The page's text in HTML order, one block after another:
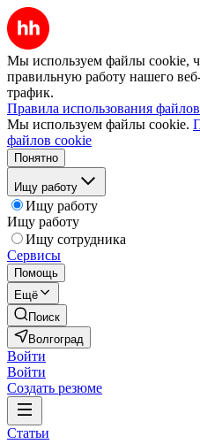
Мы используем файлы cookie,
правильную работу нашего
трафик.
Правила использования
Мы используем файлы cookie.
файлов cookie
Понятно
Ищу работу
Ищу работу
Ищу работу
Ищу сотрудника
Сервисы
Помощь
Ещё
Поиск
Волгоград
Войти
Войти
Создать резюме
Статьи